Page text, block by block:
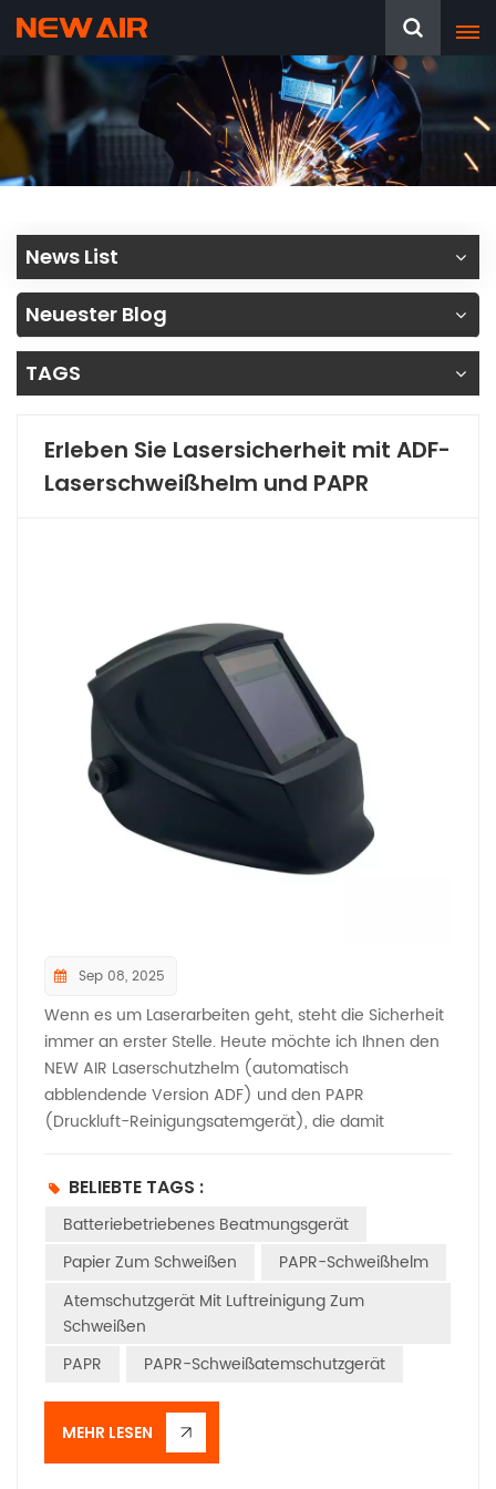
News List
Neuester Blog
TAGS
Erleben Sie Lasersicherheit mit ADF-
Laserschweißhelm und PAPR
Sep 08, 2025
Wenn es um Laserarbeiten geht, steht die Sicherheit
immer an erster Stelle. Heute möchte ich Ihnen den
NEW AIR Laserschutzhelm (automatisch
abblendende Version ADF) und den PAPR
(Druckluft-Reinigungsatemgerät), die damit
für die Gewährleistung der Sicherheit bei
Laseroperationen darstellen. Der ADF-Helm wurde
speziell für den Laserschutz entwickelt. Sein
Hauptwellenlängenbereich liegt zwischen 950 und
Laseranwendungen eingesetzten 950- bis 1100-nm-
Faserlaser abgestimmt. Hergestellt aus PP- und PC-
Materialien ist er nicht nur langlebig, sondern bietet
automatische Dimmfunktion. Im Dunkeln kann er auf
DIN4/5-8/9-13 eingestellt werden. Das PC-
absorbierende Laserfenster bietet eine Lichtdichte
BELIEBTE TAGS :
Batteriebetriebenes Beatmungsgerät
Papier Zum Schweißen
PAPR-Schweißhelm
Atemschutzgerät Mit Luftreinigung Zum
Schweißen
PAPR
PAPR-Schweißatemschutzgerät
MEHR LESEN